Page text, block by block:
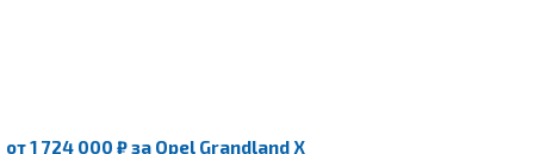
от1 724 000 ₽за Opel Grandland X